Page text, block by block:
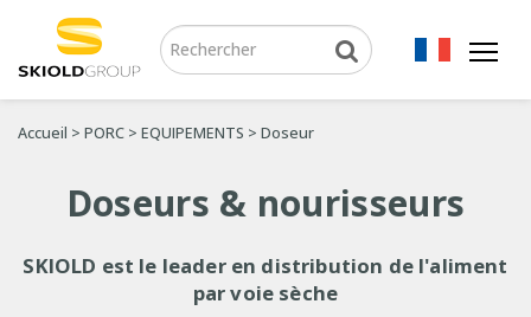
Accueil > PORC > EQUIPEMENTS > Doseur
Doseurs & nourisseurs
SKIOLD est le leader en distribution de l'aliment
par voie sèche